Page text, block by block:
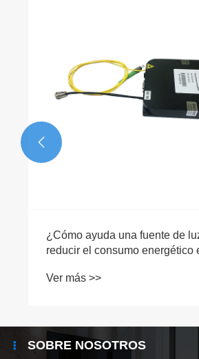
¿Qué es un láser de gas?

SOBRE NOSOTROS